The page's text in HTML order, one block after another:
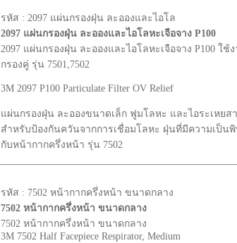
รหัส : 2097 แผ่นกรองฝุ่น ละอองและไอโล
2097 แผ่นกรองฝุ่น ละอองและไอโลหะเจือจาง P100
2097 แผ่นกรองฝุ่น ละอองและไอโลหะเจือจาง P100 ใช้
กรองคู่ รุ่น 7501,7502
3M 2097 P100 Particulate Filter OV Relief
แผ่นกรองฝุ่น ละอองขนาดเล็ก ฟูมโลหะ และไอระเหยสา
สำหรับป้องกันควันจากการเชื่อมโลหะ ฝุ่นที่มีความเป็น
กับหน้ากากครึ่งหน้า รุ่น 7502
รหัส : 7502 หน้ากากครึ่งหน้า ขนาดกลาง
7502 หน้ากากครึ่งหน้า ขนาดกลาง
7502 หน้ากากครึ่งหน้า ขนาดกลาง
3M 7502 Half Facepiece Respirator, Medium